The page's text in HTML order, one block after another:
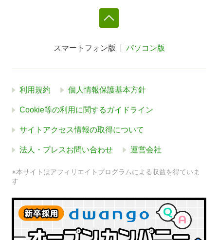
スマートフォン版 パソコン版
利用規約 個人情報保護基本方針
Cookie等の利用に関するガイドライン
サイトアクセス情報の取得について
法人・プレスお問い合わせ 運営会社
※本サイトはアフィリエイトプログラムによる収益を得ていま
す